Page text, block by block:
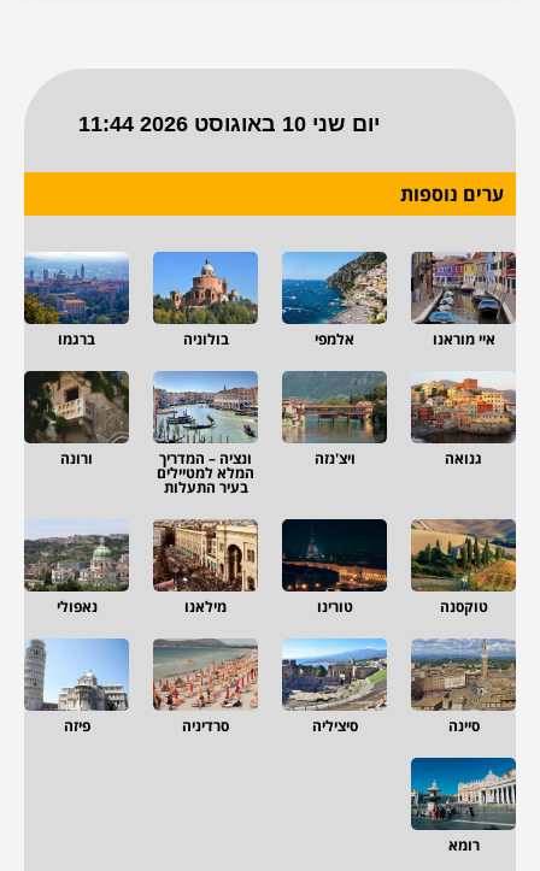
ערים נוספות
איי מוראנו אלמפי בולוניה ברגמו
גנואה ויצ'נזה ונציה – המדריך
המלא למטיילים
בעיר התעלות
ורונה
טוקסנה טורינו מילאנו נאפולי
סיינה סיציליה סרדיניה פיזה
רומא